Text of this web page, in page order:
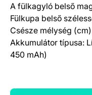
A fülkagyló belső
Fülkupa belső
Csésze mélység
Akkumulátor típusa:
450 mAh)